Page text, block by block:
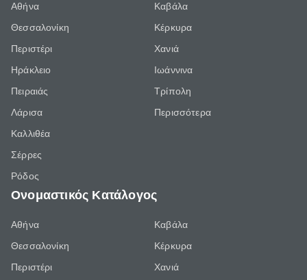
Αθήνα
Θεσσαλονίκη
Περιστέρι
Ηράκλειο
Πειραιάς
Λάρισα
Καλλιθέα
Σέρρες
Ρόδος
Καβάλα
Κέρκυρα
Χανιά
Ιωάννινα
Τρίπολη
Περισσότερα
Ονομαστικός Κατάλογος
Αθήνα
Θεσσαλονίκη
Περιστέρι
Καβάλα
Κέρκυρα
Χανιά